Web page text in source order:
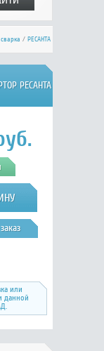
/ РЕСАНТА
РЕСАНТА
или
данной